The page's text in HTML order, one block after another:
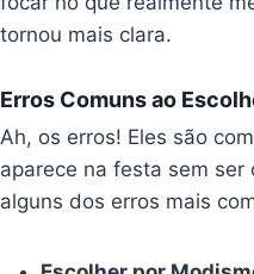
tornou mais clara.
Erros Comuns ao
Ah, os erros! Eles são
aparece na festa sem
alguns dos erros mais